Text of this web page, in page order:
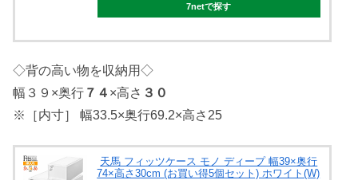
7netで探す
◇背の高い物を収納用◇
幅３９×奥行 ７４ ×高さ ３０
※［内寸］ 幅33.5×奥行69.2×高さ25
天馬 フィッツケース モノ ディープ 幅39×奥行
74×高さ30cm (お買い得5個セット) ホワイト(W)